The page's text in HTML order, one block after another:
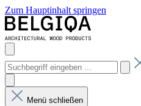
Zum Hauptinhalt springen
Menü schließen